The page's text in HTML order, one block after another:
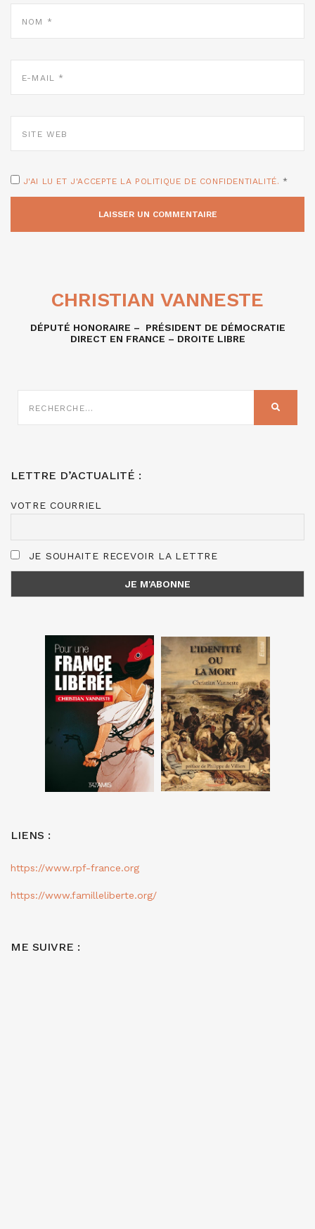
MAIL
WEB
J'AI LU ET J'ACCEPTE LA POLITIQUE DE CONFIDENTIALITÉ. *
CHRISTIAN VANNESTE
DÉPUTÉ HONORAIRE – PRÉSIDENT DE DÉMOCRATIE
DIRECT EN FRANCE – DROITE LIBRE
SUR
LETTRE D’ACTUALITÉ :
VOTRE COURRIEL
JE SOUHAITE RECEVOIR LA LETTRE
LIENS :
https://www.rpf-france.org
https://www.familleliberte.org/
ME SUIVRE :